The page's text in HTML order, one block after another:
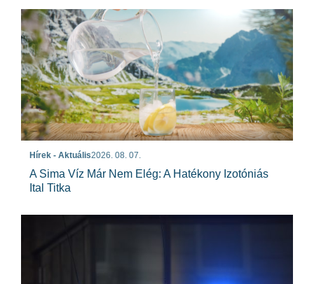
Hírek - Aktuális2026. 08. 07.
A Sima Víz Már Nem Elég: A Hatékony Izotóniás
Ital Titka